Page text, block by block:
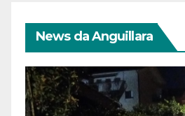
News da Anguillara